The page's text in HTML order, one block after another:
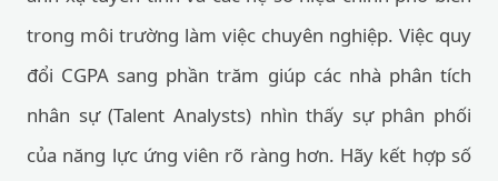
trong môi trường làm việc chuyên nghiệp. Việc quy
đổi CGPA sang phần trăm giúp các nhà phân tích
nhân sự (Talent Analysts) nhìn thấy sự phân phối
của năng lực ứng viên rõ ràng hơn. Hãy kết hợp số